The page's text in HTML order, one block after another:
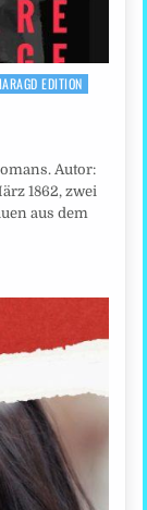
EDITION
Autor:
1862, zwei
aus dem